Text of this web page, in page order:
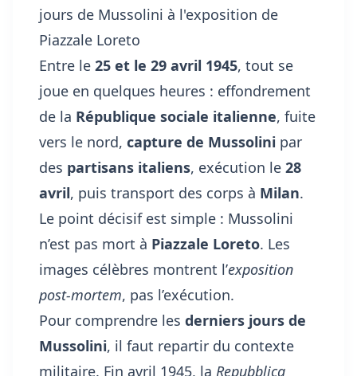
jours de Mussolini à l'exposition de
Piazzale Loreto
Entre le 25 et le 29 avril 1945, tout se
joue en quelques heures : effondrement
de la République sociale italienne, fuite
vers le nord, capture de Mussolini par
des partisans italiens, exécution le 28
avril, puis transport des corps à Milan.
Le point décisif est simple : Mussolini
n’est pas mort à Piazzale Loreto. Les
images célèbres montrent l’exposition
post-mortem, pas l’exécution.
Pour comprendre les derniers jours de
Mussolini, il faut repartir du contexte
militaire. Fin avril 1945, la Repubblica